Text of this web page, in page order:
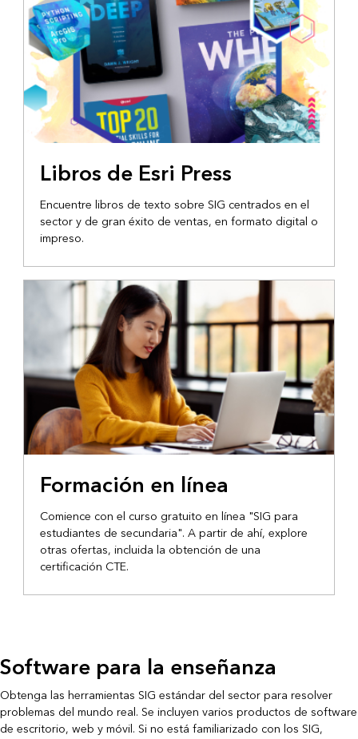
Libros de Esri Press
Encuentre libros de texto sobre SIG centrados en el
sector y de gran éxito de ventas, en formato digital o
impreso.
Formación en línea
Comience con el curso gratuito en línea "SIG para
estudiantes de secundaria". A partir de ahí, explore
otras ofertas, incluida la obtención de una
certificación CTE.
Software para la enseñanza
Obtenga las herramientas SIG estándar del sector para resolver
problemas del mundo real. Se incluyen varios productos de software
de escritorio, web y móvil. Si no está familiarizado con los SIG,